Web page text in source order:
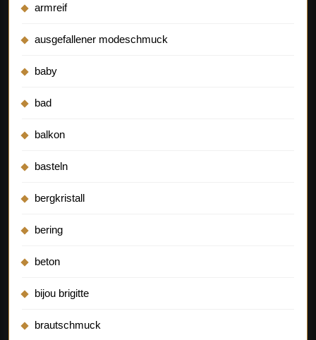
armreif
ausgefallener modeschmuck
baby
bad
balkon
basteln
bergkristall
bering
beton
bijou brigitte
brautschmuck